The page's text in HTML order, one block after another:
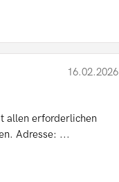
16.02.2026
allen erforderlichen
Adresse: ...